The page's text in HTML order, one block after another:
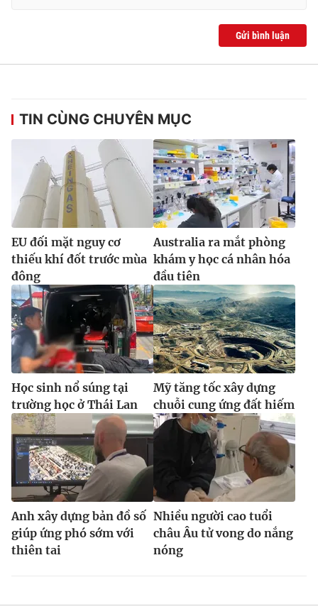
® Cấm sao chép dưới mọi hình thức nếu không có sự chấp
thuận bằng văn bản. Ghi rõ nguồn VTV.vn khi phát hành lại
thông tin từ website này.
Gửi bình luận
TIN CÙNG CHUYÊN MỤC
EU đối mặt nguy cơ
thiếu khí đốt trước mùa
đông
Australia ra mắt phòng
khám y học cá nhân hóa
đầu tiên
Học sinh nổ súng tại
trường học ở Thái Lan
Mỹ tăng tốc xây dựng
chuỗi cung ứng đất hiếm
Anh xây dựng bản đồ số
giúp ứng phó sớm với
thiên tai
Nhiều người cao tuổi
châu Âu tử vong do nắng
nóng